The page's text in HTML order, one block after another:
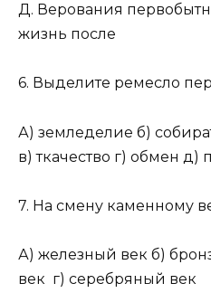
Д. Верования
жизнь после
6. Выделите ремесло
А) земледелие б)
в) ткачество г) обмен д)
7. На смену каменному
А) железный век б)
век г) серебряный век